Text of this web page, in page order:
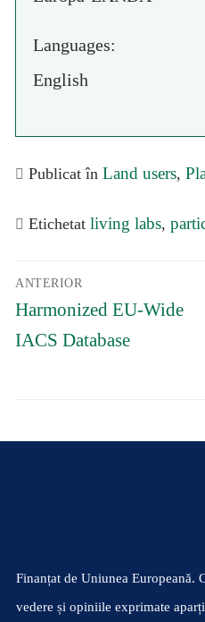
Languages:
English
Publicat înLand users,
Etichetatliving labs,
în
articole
ANTERIOR
Articolul
anterior:
Harmonized EU-Wide
IACS Database
Finanțat de Uniunea Europeană.
vedere și opiniile exprimate